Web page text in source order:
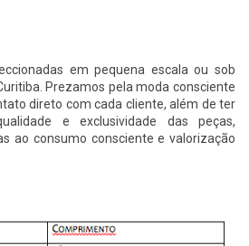
em pequena escala ou sob
Prezamos pela moda consciente
direto com cada cliente, além de ter
e exclusividade das peças,
ao consumo consciente e valorização